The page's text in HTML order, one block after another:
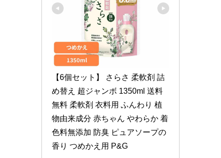
【6個セット】 さらさ 柔軟剤 詰
め替え 超ジャンボ 1350ml 送料
無料 柔軟剤 衣料用 ふんわり 植
物由来成分 赤ちゃん やわらか 着
色料無添加 防臭 ピュアソープの
香り つめかえ用 P&G